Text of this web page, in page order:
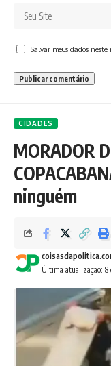
Salvar meus dados
CIDADES
MORADOR
ninguém
Última atualização: 8